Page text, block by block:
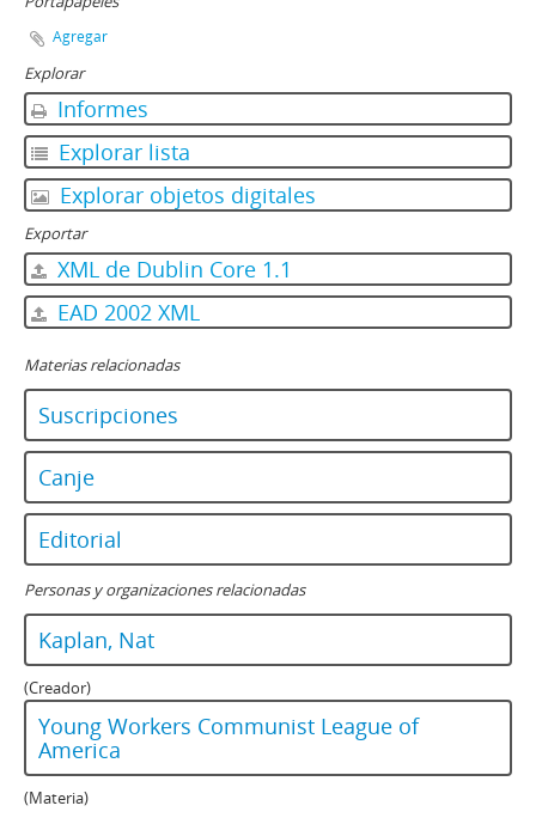
Agregar
Explorar
Informes
Explorar lista
Explorar objetos digitales
Exportar
XML de Dublin Core 1.1
EAD 2002 XML
Materias relacionadas
Suscripciones
Canje
Editorial
Personas y organizaciones relacionadas
Kaplan, Nat
(Creador)
Young Workers Communist League of
America
(Materia)